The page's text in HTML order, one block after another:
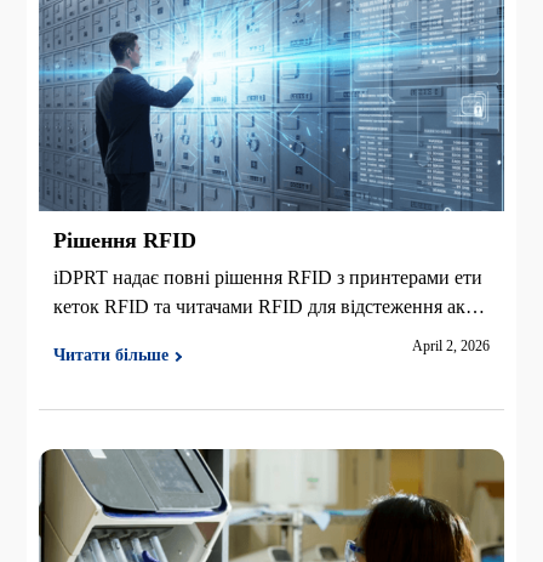
Рішення RFID
iDPRT надає повні рішення RFID з принтерами ети
кеток RFID та читачами RFID для відстеження акти
вів, управління запасами, складування, роздрібної т
оргівлі, одягу, ювелірних виробів та фінансових уст
Читати більше
April 2, 2026